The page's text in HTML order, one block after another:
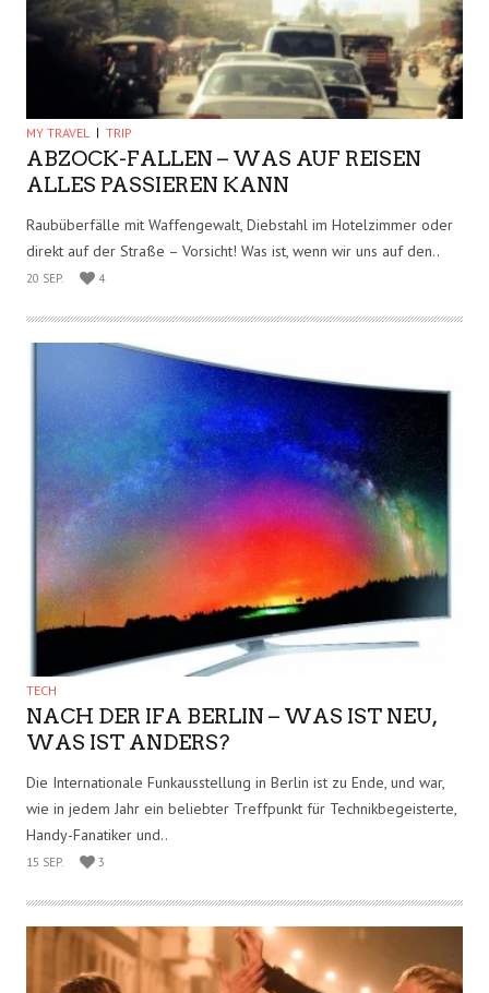
Schon zu haben – die Herbst/Winter Kollektionen 2015/16 von
Lena Hosckek. TouchYou.de stellt sie in Auszügen vor. Auf den
MY TRAVEL TRIP
ABZOCK-FALLEN – WAS AUF REISEN
ALLES PASSIEREN KANN
Raubüberfälle mit Waffengewalt, Diebstahl im Hotelzimmer oder
direkt auf der Straße – Vorsicht! Was ist, wenn wir uns auf den..